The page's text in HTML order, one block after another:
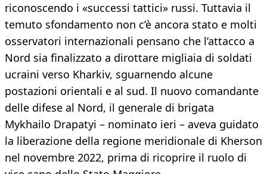
riconoscendo i «successi tattici» russi. Tuttavia il
temuto sfondamento non c’è ancora stato e molti
osservatori internazionali pensano che l’attacco a
Nord sia finalizzato a dirottare migliaia di soldati
ucraini verso Kharkiv, sguarnendo alcune
postazioni orientali e al sud. Il nuovo comandante
delle difese al Nord, il generale di brigata
Mykhailo Drapatyi – nominato ieri – aveva guidato
la liberazione della regione meridionale di Kherson
nel novembre 2022, prima di ricoprire il ruolo di